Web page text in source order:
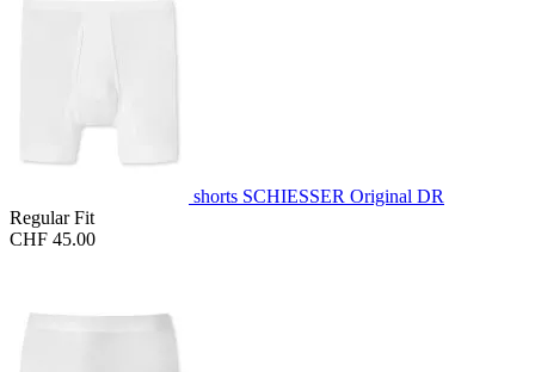
shorts SCHIESSER Original DR
Regular Fit
CHF 45.00